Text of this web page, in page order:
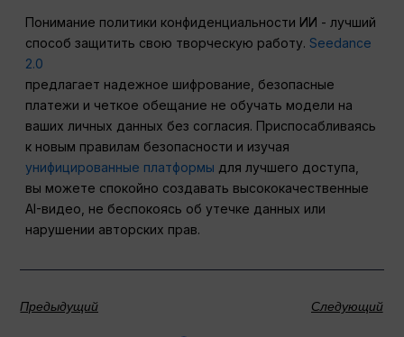
Понимание политики конфиденциальности ИИ - лучший
способ защитить свою творческую работу.Seedance
2.0
предлагает надежное шифрование, безопасные
платежи и четкое обещание не обучать модели на
ваших личных данных без согласия. Приспосабливаясь
к новым правилам безопасности и изучая
унифицированные платформы для лучшего доступа,
вы можете спокойно создавать высококачественные
AI-видео, не беспокоясь об утечке данных или
нарушении авторских прав.
Предыдущий Следующий